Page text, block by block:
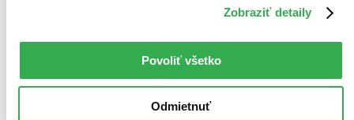
Zobraziť detaily
Povoliť všetko
Odmietnuť
The story of Constantine and Maxentius, two ambitious young men,
two brilliant generals, two friends destined to fight to the death as